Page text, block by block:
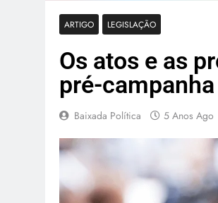
ARTIGO LEGISLAÇÃO
Os atos e as
pré-campanha
Baixada Política 5 Anos Ago